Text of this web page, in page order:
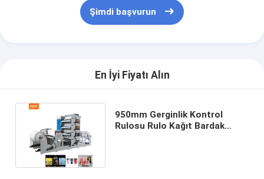
Şimdi başvurun
En İyi Fiyatı Alın
950mm Gerginlik Kontrol
Rulosu Rulo Kağıt Bardak